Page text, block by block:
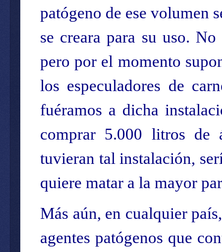
patógeno de ese volumen
se creara para su uso.
pero por el momento
los especuladores de
fuéramos a dicha
comprar 5.000 litros de
tuvieran tal instalación,
quiere matar a la mayor
Más aún, en cualquier
agentes patógenos que